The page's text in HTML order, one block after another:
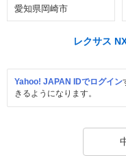
愛知県岡崎市
レクサス
Yahoo! JAPAN IDでログイン
きるようになります。